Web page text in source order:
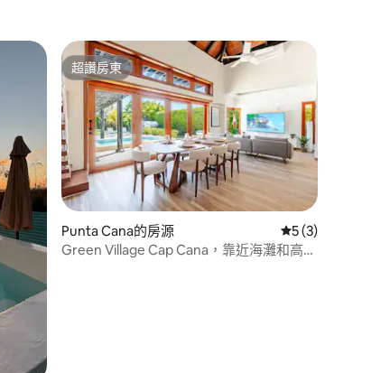
超讚房東
超讚房東
Punta Cana的房源 從 3 則評價中獲
5 (3)
Green Village Cap Cana，靠近海灘和高爾